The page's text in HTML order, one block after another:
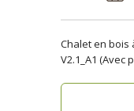
Chalet en bois
V2.1_A1 (Avec